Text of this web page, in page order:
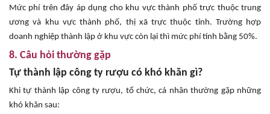
Mức phí trên đây áp dụng cho khu vực thành phố trực thuộc trung
ương và khu vực thành phố, thị xã trực thuộc tỉnh. Trường hợp
doanh nghiệp thành lập ở khu vực còn lại thì mức phí tính bằng 50%.
8. Câu hỏi thường gặp
Tự thành lập công ty rượu có khó khăn gì?
Khi tự thành lập công ty rượu, tổ chức, cá nhân thường gặp những
khó khăn sau: